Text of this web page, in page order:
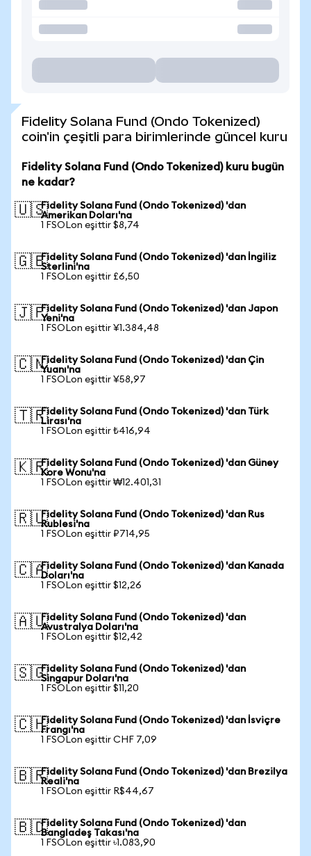
Fidelity Solana Fund (Ondo Tokenized)
coin'in çeşitli para birimlerinde güncel kuru
Fidelity Solana Fund (Ondo Tokenized) kuru bugün
ne kadar?
🇺🇸Fidelity Solana Fund (Ondo Tokenized) 'dan
Amerikan Doları'na
1 FSOLon eşittir $8,74
🇬🇧Fidelity Solana Fund (Ondo Tokenized) 'dan İngiliz
Sterlini'na
1 FSOLon eşittir £6,50
🇯🇵Fidelity Solana Fund (Ondo Tokenized) 'dan Japon
Yeni'na
1 FSOLon eşittir ¥1.384,48
🇨🇳Fidelity Solana Fund (Ondo Tokenized) 'dan Çin
Yuanı'na
1 FSOLon eşittir ¥58,97
🇹🇷Fidelity Solana Fund (Ondo Tokenized) 'dan Türk
Lirası'na
1 FSOLon eşittir ₺416,94
🇰🇷Fidelity Solana Fund (Ondo Tokenized) 'dan Güney
Kore Wonu'na
1 FSOLon eşittir ₩12.401,31
🇷🇺Fidelity Solana Fund (Ondo Tokenized) 'dan Rus
Rublesi'na
1 FSOLon eşittir ₽714,95
🇨🇦Fidelity Solana Fund (Ondo Tokenized) 'dan Kanada
Doları'na
1 FSOLon eşittir $12,26
🇦🇺Fidelity Solana Fund (Ondo Tokenized) 'dan
Avustralya Doları'na
1 FSOLon eşittir $12,42
🇸🇬Fidelity Solana Fund (Ondo Tokenized) 'dan
Singapur Doları'na
1 FSOLon eşittir $11,20
🇨🇭Fidelity Solana Fund (Ondo Tokenized) 'dan İsviçre
Frangı'na
1 FSOLon eşittir CHF 7,09
🇧🇷Fidelity Solana Fund (Ondo Tokenized) 'dan Brezilya
Reali'na
1 FSOLon eşittir R$44,67
🇧🇩Fidelity Solana Fund (Ondo Tokenized) 'dan
Bangladeş Takası'na
1 FSOLon eşittir ৳1.083,90